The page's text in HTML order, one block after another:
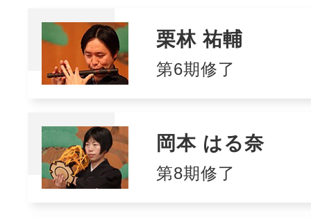
栗林 祐輔
第6期修了
岡本 はる奈
第8期修了